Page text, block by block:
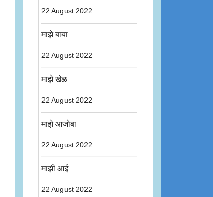
22 August 2022
माझे बाबा
22 August 2022
माझे खेळ
22 August 2022
माझे आजोबा
22 August 2022
माझी आई
22 August 2022